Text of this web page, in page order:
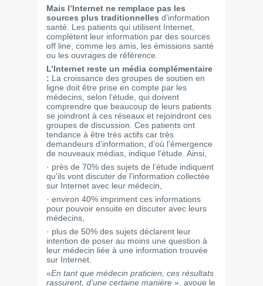
Mais l’Internet ne remplace pas les
sources plus traditionnelles d’information
santé. Les patients qui utilisent Internet,
complètent leur information par des sources
off line, comme les amis, les émissions santé
ou les ouvrages de référence.
L’Internet reste un média complémentaire
: La croissance des groupes de soutien en
ligne doit être prise en compte par les
médecins, selon l’étude, qui doivent
comprendre que beaucoup de leurs patients
se joindront à ces réseaux et rejoindront ces
groupes de discussion. Ces patients ont
tendance à être très actifs car très
demandeurs d’information, d’où l’émergence
de nouveaux médias, indique l’étude. Ainsi,
· près de 70% des sujets de l’étude indiquent
qu’ils vont discuter de l’information collectée
sur Internet avec leur médecin,
· environ 40% impriment ces informations
pour pouvoir ensuite en discuter avec leurs
médecins,
· plus de 50% des sujets déclarent leur
intention de poser au moins une question à
leur médecin liée à une information trouvée
sur Internet.
«En tant que médecin praticien, ces résultats
rassurent, d’une certaine manière », avoue le